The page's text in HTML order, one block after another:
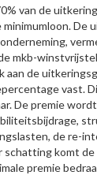
van de
De
mkb-
aan de
vast.
De premie
de re-
schatting komt de
premie